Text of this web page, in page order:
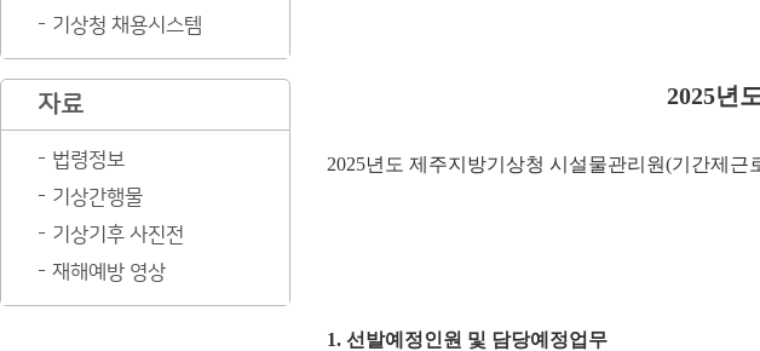
기상청 채용시스템
자료
법령정보
기상간행물
기상기후 사진전
재해예방 영상
2025년
2025년도 제주지방기상청 시설물관리원(기간제
1. 선발예정인원 및 담당예정업무